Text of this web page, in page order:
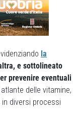
la
e sottolineato
prevenire eventuali
delle vitamine,
diversi processi